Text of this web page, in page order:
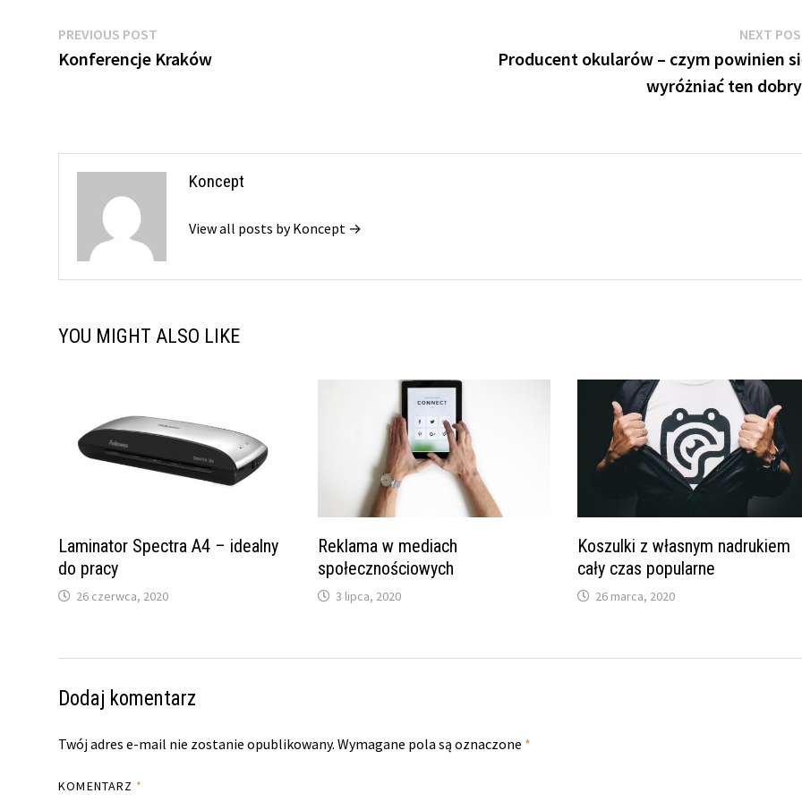
Nawigacja
wpisu
PREVIOUS POST
post:
Konferencje Kraków
NEXT
Producent okularów – czym powinien
wyróżniać ten
Koncept
View all posts by Koncept →
YOU MIGHT ALSO LIKE
Laminator Spectra A4 – idealny
do pracy
26 czerwca, 2020
Reklama w mediach
społecznościowych
3 lipca, 2020
Koszulki z własnym nadrukiem
cały czas popularne
26 marca, 2020
Dodaj komentarz
Twój adres e-mail nie zostanie opublikowany. Wymagane pola są oznaczone *
KOMENTARZ *